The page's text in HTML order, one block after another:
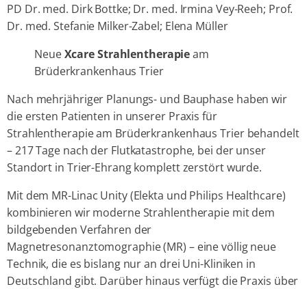
PD Dr. med. Dirk Bottke; Dr. med. Irmina Vey-Reeh; Prof.
Dr. med. Stefanie Milker-Zabel; Elena Müller
NeueXcare Strahlentherapieam
Brüderkrankenhaus Trier
Nach mehrjähriger Planungs- und Bauphase haben wir
die ersten Patienten in unserer Praxis für
Strahlentherapie am Brüderkrankenhaus Trier behandelt
– 217 Tage nach der Flutkatastrophe, bei der unser
Standort in Trier-Ehrang komplett zerstört wurde.
Mit dem MR-Linac Unity (Elekta und Philips Healthcare)
kombinieren wir moderne Strahlentherapie mit dem
bildgebenden Verfahren der
Magnetresonanztomographie (MR) – eine völlig neue
Technik, die es bislang nur an drei Uni-Kliniken in
Deutschland gibt. Darüber hinaus verfügt die Praxis über